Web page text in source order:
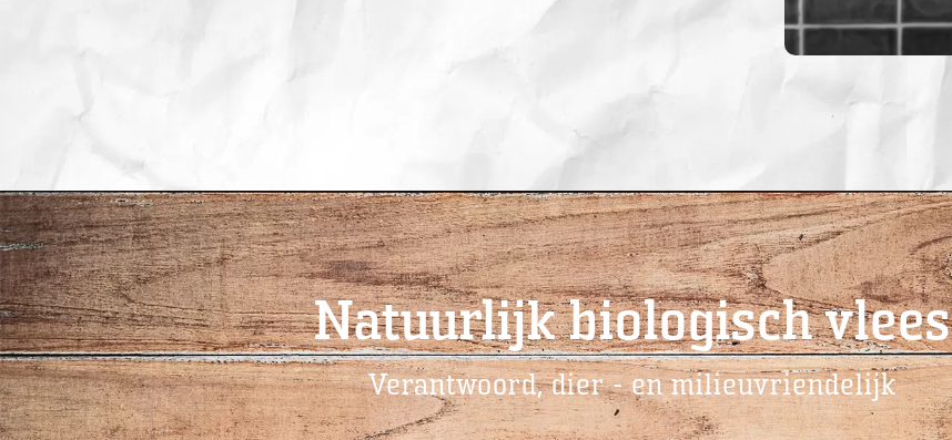
Natuurlijk biologisch vlees
Verantwoord, dier - en milieuvriendelijk